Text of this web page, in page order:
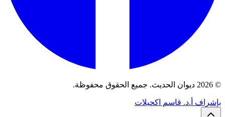
© 2026 ديوان الحديث. جميع الحقوق محفوظة.
بإشراف أ.د. قاسم اكحيلات